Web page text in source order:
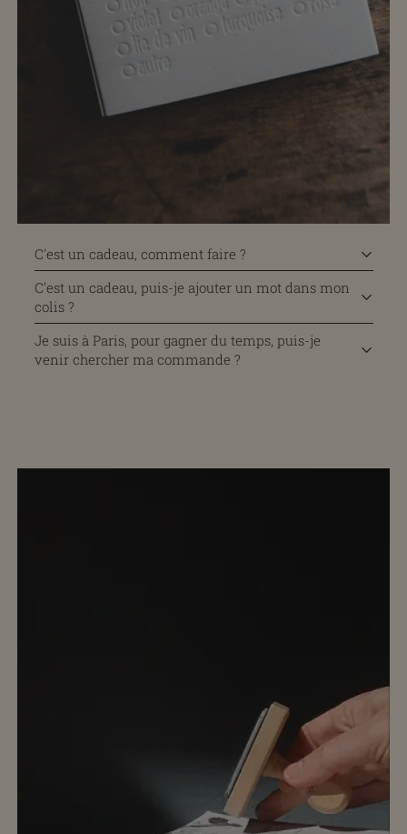
C'est un cadeau, comment faire ?
C'est un cadeau, puis-je ajouter un mot dans mon
colis ?
Je suis à Paris, pour gagner du temps, puis-je
venir chercher ma commande ?